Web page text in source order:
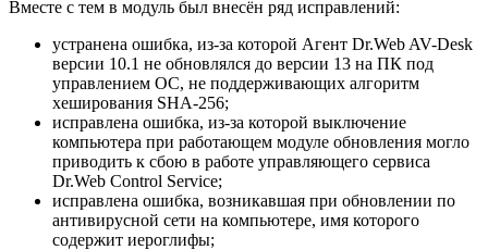
Вместе с тем в модуль был внесён ряд исправлений:
устранена ошибка, из-за которой Агент Dr.Web AV-Desk
версии 10.1 не обновлялся до версии 13 на ПК под
управлением ОС, не поддерживающих алгоритм
хеширования SHA-256;
исправлена ошибка, из-за которой выключение
компьютера при работающем модуле обновления могло
приводить к сбою в работе управляющего сервиса
Dr.Web Control Service;
исправлена ошибка, возникавшая при обновлении по
антивирусной сети на компьютере, имя которого
содержит иероглифы;